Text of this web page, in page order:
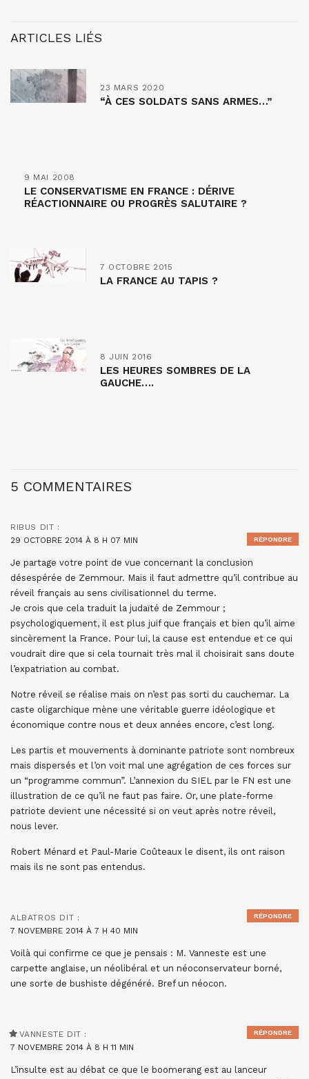
ARTICLES LIÉS
23 MARS 2020
“À CES SOLDATS SANS ARMES…”
9 MAI 2008
LE CONSERVATISME EN FRANCE : DÉRIVE
RÉACTIONNAIRE OU PROGRÈS SALUTAIRE ?
7 OCTOBRE 2015
LA FRANCE AU TAPIS ?
8 JUIN 2016
LES HEURES SOMBRES DE LA
GAUCHE….
5 COMMENTAIRES
RIBUS DIT :
29 OCTOBRE 2014 À 8 H 07 MIN
Je partage votre point de vue concernant la conclusion
désespérée de Zemmour. Mais il faut admettre qu’il contribue au
réveil français au sens civilisationnel du terme.
Je crois que cela traduit la judaïté de Zemmour ;
psychologiquement, il est plus juif que français et bien qu’il aime
sincèrement la France. Pour lui, la cause est entendue et ce qui
voudrait dire que si cela tournait très mal il choisirait sans doute
l’expatriation au combat.
Notre réveil se réalise mais on n’est pas sorti du cauchemar. La
caste oligarchique mène une véritable guerre idéologique et
économique contre nous et deux années encore, c’est long.
Les partis et mouvements à dominante patriote sont nombreux
mais dispersés et l’on voit mal une agrégation de ces forces sur
un “programme commun”. L’annexion du SIEL par le FN est une
illustration de ce qu’il ne faut pas faire. Or, une plate-forme
patriote devient une nécessité si on veut après notre réveil,
nous lever.
Robert Ménard et Paul-Marie Coûteaux le disent, ils ont raison
mais ils ne sont pas entendus.
RÉPONDRE
ALBATROS DIT :
7 NOVEMBRE 2014 À 7 H 40 MIN
Voilà qui confirme ce que je pensais : M. Vanneste est une
carpette anglaise, un néolibéral et un néoconservateur borné,
une sorte de bushiste dégénéré. Bref un néocon.
RÉPONDRE
VANNESTE DIT :
7 NOVEMBRE 2014 À 8 H 11 MIN
L’insulte est au débat ce que le boomerang est au lanceur
RÉPONDRE